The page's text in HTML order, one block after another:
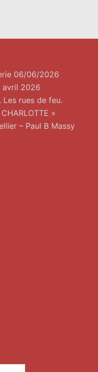
06/06/2026
avril 2026
Les rues de feu.
»
– Paul B Massy